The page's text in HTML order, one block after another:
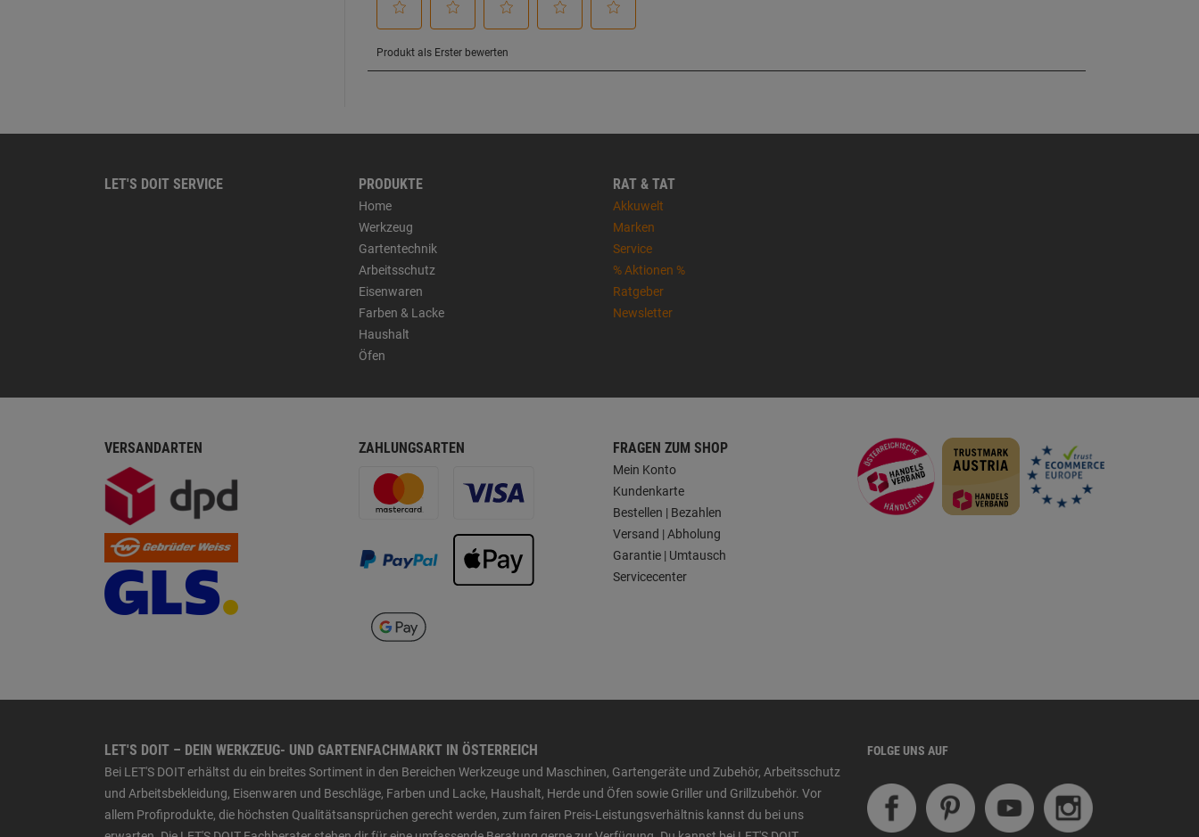
LET'S DOIT SERVICE PRODUKTE
Home
Werkzeug
Gartentechnik
Arbeitsschutz
Eisenwaren
Farben & Lacke
Haushalt
Öfen
RAT & TAT
Akkuwelt
Marken
Service
% Aktionen %
Ratgeber
Newsletter
VERSANDARTEN ZAHLUNGSARTEN FRAGEN ZUM SHOP
Mein Konto
Kundenkarte
Bestellen | Bezahlen
Versand | Abholung
Garantie | Umtausch
Servicecenter
LET'S DOIT – DEIN WERKZEUG- UND GARTENFACHMARKT IN ÖSTERREICH
Bei LET'S DOIT erhältst du ein breites Sortiment in den Bereichen Werkzeuge und Maschinen, Gartengeräte und Zubehör, Arbeitsschutz
und Arbeitsbekleidung, Eisenwaren und Beschläge, Farben und Lacke, Haushalt, Herde und Öfen sowie Griller und Grillzubehör. Vor
allem Profiprodukte, die höchsten Qualitätsansprüchen gerecht werden, zum fairen Preis-Leistungsverhältnis kannst du bei uns
FOLGE UNS AUF